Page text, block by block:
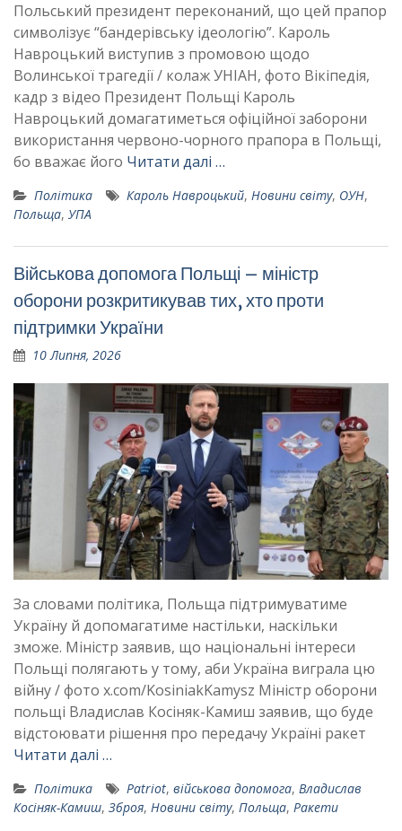
Польський президент переконаний, що цей прапор
символізує “бандерівську ідеологію”. Кароль
Навроцький виступив з промовою щодо
Волинської трагедії / колаж УНІАН, фото Вікіпедія,
кадр з відео Президент Польщі Кароль
Навроцький домагатиметься офіційної заборони
використання червоно-чорного прапора в Польщі,
бо вважає його Читати далі …
Політика Кароль Навроцький, Новини світу, ОУН,
Польща, УПА
Військова допомога Польщі – міністр
оборони розкритикував тих, хто проти
підтримки України
10 Липня, 2026
За словами політика, Польща підтримуватиме
Україну й допомагатиме настільки, наскільки
зможе. Міністр заявив, що національні інтереси
Польщі полягають у тому, аби Україна виграла цю
війну / фото x.com/KosiniakKamysz Міністр оборони
польщі Владислав Косіняк-Камиш заявив, що буде
відстоювати рішення про передачу Україні ракет
Читати далі …
Політика Patriot, військова допомога, Владислав
Косіняк-Камиш, Зброя, Новини світу, Польща, Ракети